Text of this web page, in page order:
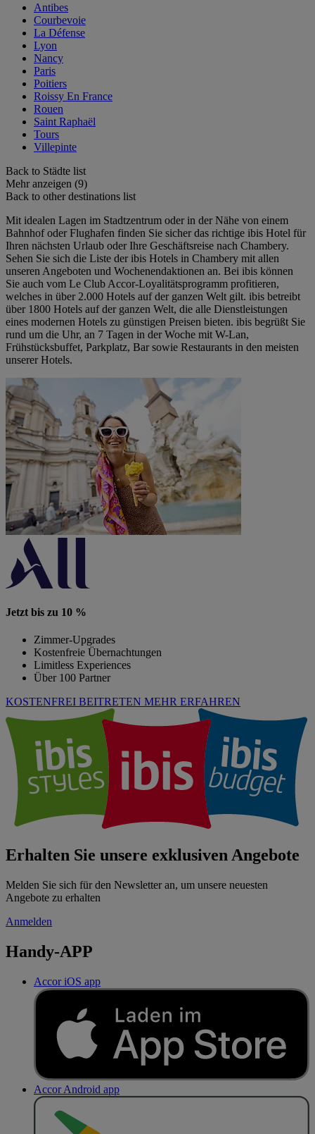
Antibes
Courbevoie
La Défense
Lyon
Nancy
Paris
Poitiers
Roissy En France
Rouen
Saint Raphaël
Tours
Villepinte
Back to Städte list
Mehr anzeigen (9)
Back to other destinations list
Mit idealen Lagen im Stadtzentrum oder in der Nähe von einem
Bahnhof oder Flughafen finden Sie sicher das richtige ibis Hotel für
Ihren nächsten Urlaub oder Ihre Geschäftsreise nach Chambery.
Sehen Sie sich die Liste der ibis Hotels in Chambery mit allen
unseren Angeboten und Wochenendaktionen an. Bei ibis können
Sie auch vom Le Club Accor-Loyalitätsprogramm profitieren,
welches in über 2.000 Hotels auf der ganzen Welt gilt. ibis betreibt
über 1800 Hotels auf der ganzen Welt, die alle Dienstleistungen
eines modernen Hotels zu günstigen Preisen bieten. ibis begrüßt Sie
rund um die Uhr, an 7 Tagen in der Woche mit W-Lan,
Frühstücksbuffet, Parkplatz, Bar sowie Restaurants in den meisten
unserer Hotels.
Jetzt bis zu 10 %
Zimmer-Upgrades
Kostenfreie Übernachtungen
Limitless Experiences
Über 100 Partner
KOSTENFREI BEITRETEN MEHR ERFAHREN
Erhalten Sie unsere exklusiven Angebote
Melden Sie sich für den Newsletter an, um unsere neuesten
Angebote zu erhalten
Anmelden
Handy-APP
Accor iOS app
Accor Android app